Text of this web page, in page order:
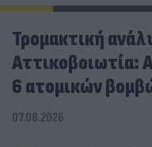
Τρομακτική
Αττικοβοιωτία:
6 ατομικών
07.08.2026